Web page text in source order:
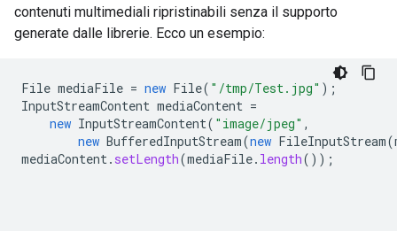
contenuti multimediali ripristinabili senza il supporto
generate dalle librerie. Ecco un esempio:
File mediaFile = new File( "/tmp/Test.jpg" );
InputStreamContent mediaContent =
new InputStreamContent( "image/jpeg" ,
new BufferedInputStream(new FileInputStream(
mediaContent. setLength(mediaFile. length());